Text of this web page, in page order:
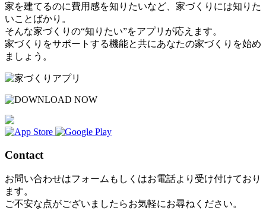
家を建てるのに費用感を知りたいなど、家づくりには知りた
いことばかり。
そんな家づくりの“知りたい”をアプリが応えます。
家づくりをサポートする機能と共にあなたの家づくりを始め
ましょう。
Contact
お問い合わせはフォームもしくはお電話より受け付けており
ます。
ご不安な点がございましたらお気軽にお尋ねください。